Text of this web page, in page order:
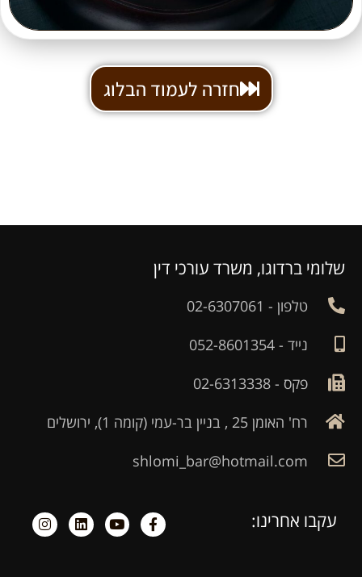
חזרה לעמוד הבלוג
שלומי ברדוגו, משרד עורכי דין
טלפון - 02-6307061
נייד - 052-8601354
פקס - 02-6313338
רח' האומן 25 , בניין בר-עמי (קומה 1), ירושלים
shlomi_bar@hotmail.com
עקבו אחרינו: